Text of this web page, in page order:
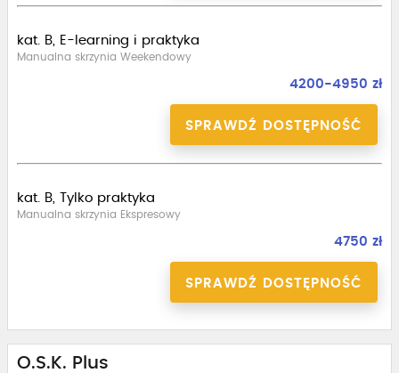
kat. B, E-learning i praktyka
Manualna skrzynia Weekendowy
4200-4950 zł
SPRAWDŹ DOSTĘPNOŚĆ
kat. B, Tylko praktyka
Manualna skrzynia Ekspresowy
4750 zł
SPRAWDŹ DOSTĘPNOŚĆ
O.S.K. Plus